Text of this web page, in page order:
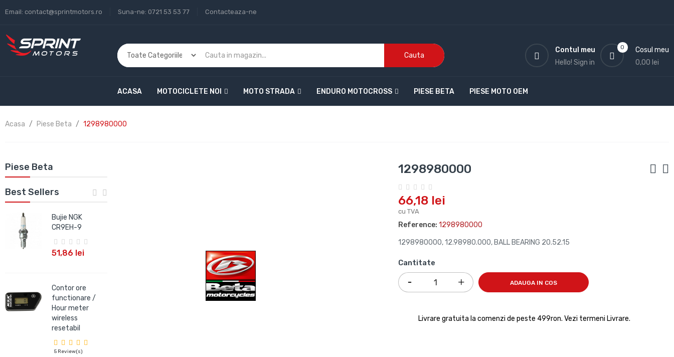
Email: contact@sprintmotors.ro Suna-ne: 0721 53 53 77 Contacteaza-ne
Cauta
0
Cosul meu
0,00 lei
Contul meu
Hello! Sign in
ACASA MOTOCICLETE NOI MOTO STRADA ENDURO MOTOCROSS PIESE BETA PIESE MOTO OEM
Acasa Piese Beta 1298980000
Piese Beta
Best Sellers
Bujie NGK
CR9EH-9
51,86 lei
Contor ore
functionare /
Hour meter
wireless
resetabil
5 Review(s)
Bujie NGK IRIDIUM
1298980000
66,18 lei
cu TVA
Reference: 1298980000
1298980000, 12.98980.000, BALL BEARING 20.52.15
Cantitate
ADAUGA IN COS
Livrare gratuita la comenzi de peste 499ron. Vezi termeni Livrare.